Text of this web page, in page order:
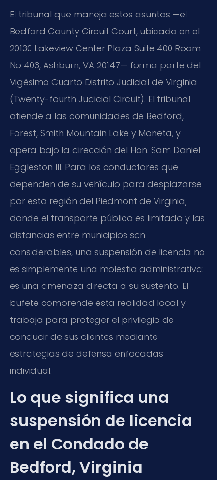
El tribunal que maneja estos asuntos —el
Bedford County Circuit Court, ubicado en el
20130 Lakeview Center Plaza Suite 400 Room
No 403, Ashburn, VA 20147— forma parte del
Vigésimo Cuarto Distrito Judicial de Virginia
(Twenty-fourth Judicial Circuit). El tribunal
atiende a las comunidades de Bedford,
Forest, Smith Mountain Lake y Moneta, y
opera bajo la dirección del Hon. Sam Daniel
Eggleston III. Para los conductores que
dependen de su vehículo para desplazarse
por esta región del Piedmont de Virginia,
donde el transporte público es limitado y las
distancias entre municipios son
considerables, una suspensión de licencia no
es simplemente una molestia administrativa:
es una amenaza directa a su sustento. El
bufete comprende esta realidad local y
trabaja para proteger el privilegio de
conducir de sus clientes mediante
estrategias de defensa enfocadas
individual.
Lo que significa una
suspensión de licencia
en el Condado de
Bedford, Virginia